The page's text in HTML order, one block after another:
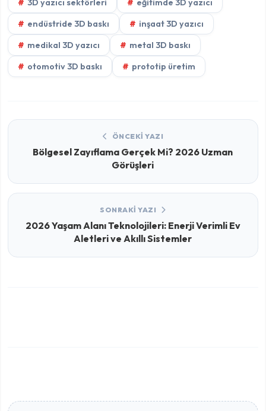
3D yazıcı sektörleri
eğitimde 3D yazıcı
endüstride 3D baskı
inşaat 3D yazıcı
medikal 3D yazıcı
metal 3D baskı
otomotiv 3D baskı
prototip üretim
ÖNCEKI YAZI
Bölgesel Zayıflama Gerçek Mi? 2026 Uzman
Görüşleri
SONRAKI YAZI
2026 Yaşam Alanı Teknolojileri: Enerji Verimli Ev
Aletleri ve Akıllı Sistemler